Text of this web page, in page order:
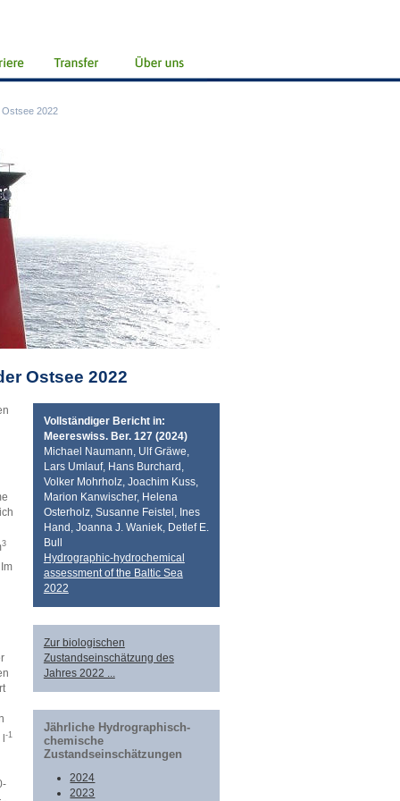
2022
Ostsee 2022
3
l-1
Vollständiger Bericht in:
Meereswiss. Ber. 127 (2024)
Michael Naumann, Ulf Gräwe,
Lars Umlauf, Hans Burchard,
Volker Mohrholz, Joachim Kuss,
Marion Kanwischer, Helena
Osterholz, Susanne Feistel, Ines
Hand, Joanna J. Waniek, Detlef E.
Bull
Hydrographic-hydrochemical
assessment of the Baltic Sea
2022
Zur biologischen
Zustandseinschätzung des
Jahres 2022 ...
Jährliche Hydrographisch-
chemische
Zustandseinschätzungen
2024
2023